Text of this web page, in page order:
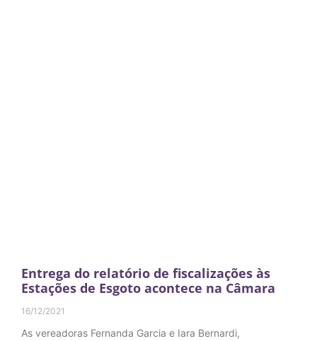
Entrega do relatório de fiscalizações às
Estações de Esgoto acontece na Câmara
16/12/2021
As vereadoras Fernanda Garcia e Iara Bernardi,